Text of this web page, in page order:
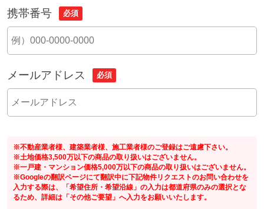
携帯番号 必須
メールアドレス 必須
※不動産業者様、建築業者様、施工業者様のご登録はご遠慮下さい。
※土地価格3,500万以下の商品の取り扱いはございません。
※一戸建・マンション価格5,000万以下の商品の取り扱いはございません。
※Googleの翻訳ページにて翻訳中に下記物件リクエストのお問い合わせを
入力する際は、「希望住所・希望沿線」の入力は都道府県のみの選択とな
るため、詳細は「その他ご要望」へ入力をお願いいたします。